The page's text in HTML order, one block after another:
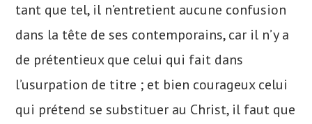
tant que tel, il n’entretient aucune confusion
dans la tête de ses contemporains, car il n’y a
de prétentieux que celui qui fait dans
l’usurpation de titre ; et bien courageux celui
qui prétend se substituer au Christ, il faut que